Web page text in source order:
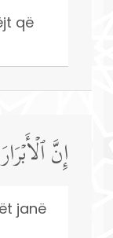
që
إِنَّ
janë